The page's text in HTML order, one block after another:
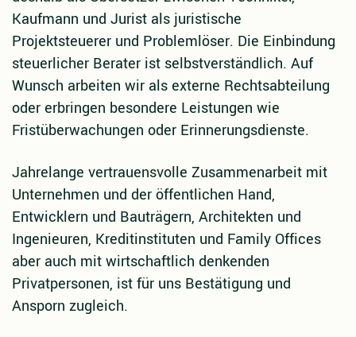
Kaufmann und Jurist als juristische
Projektsteuerer und Problemlöser. Die Einbindung
steuerlicher Berater ist selbstverständlich. Auf
Wunsch arbeiten wir als externe Rechtsabteilung
oder erbringen besondere Leistungen wie
Fristüberwachungen oder Erinnerungsdienste.
Jahrelange vertrauensvolle Zusammenarbeit mit
Unternehmen und der öffentlichen Hand,
Entwicklern und Bauträgern, Architekten und
Ingenieuren, Kreditinstituten und Family Offices
aber auch mit wirtschaftlich denkenden
Privatpersonen, ist für uns Bestätigung und
Ansporn zugleich.